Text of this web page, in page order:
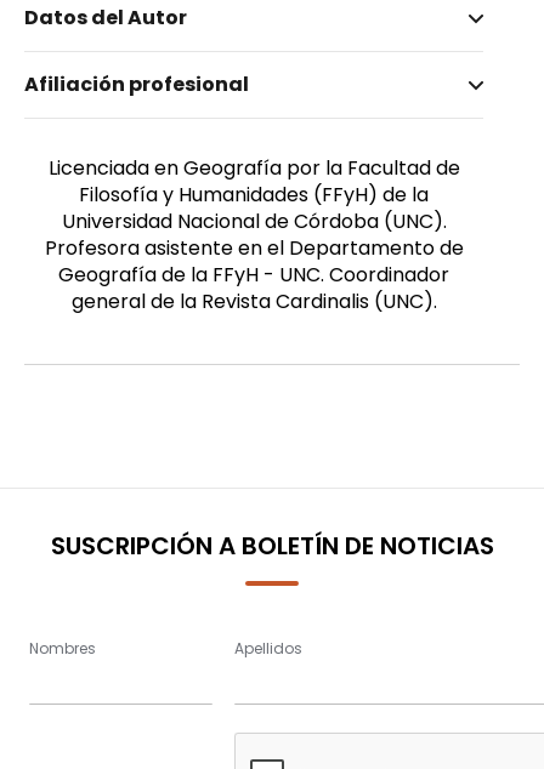
Datos del Autor
Pedrazzani, Carla Eleonora
Femenino
Afiliación profesional
Licenciada en Geografía por la Facultad de
Filosofía y Humanidades (FFyH) de la
Universidad Nacional de Córdoba (UNC).
Profesora asistente en el Departamento de
Geografía de la FFyH - UNC. Coordinador
general de la Revista Cardinalis (UNC).
SUSCRIPCIÓN A BOLETÍN DE NOTICIAS
Nombres Apellidos